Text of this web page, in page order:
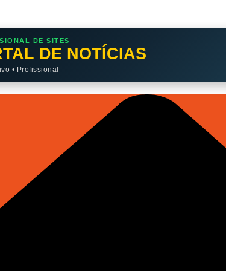
DE SITES
DE NOTÍCIAS
• Profissional